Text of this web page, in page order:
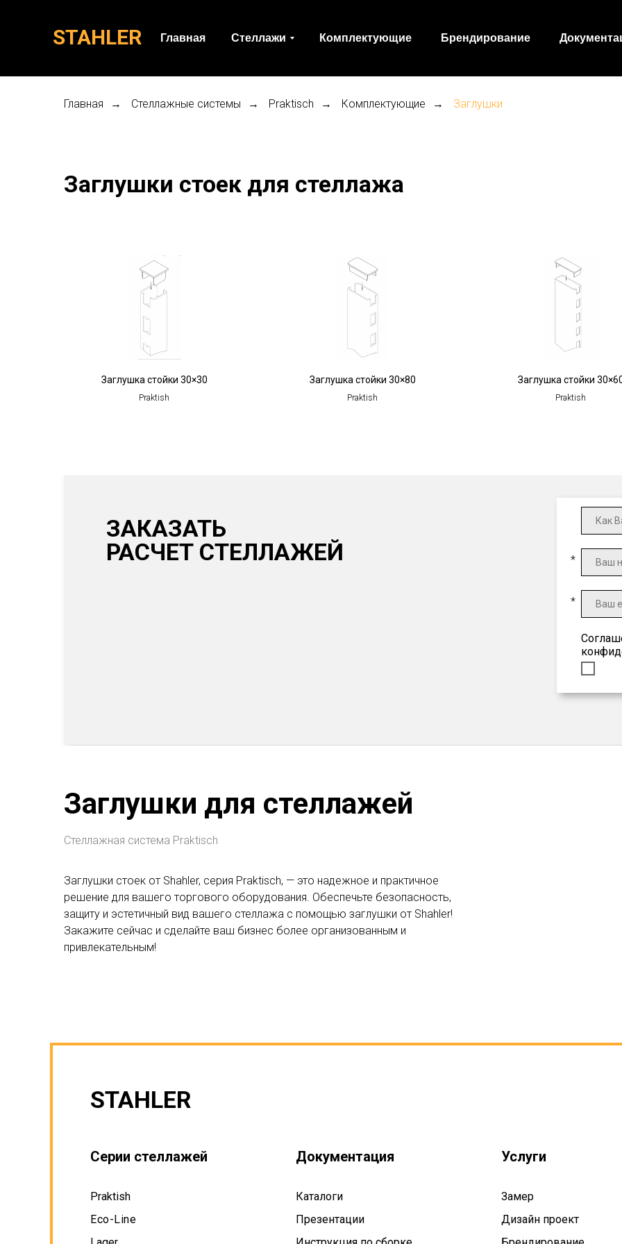
STAHLER Главная Стеллажи Комплектующие Брендирование
Главная → Стеллажные системы → Praktisch → Комплектующие → Заглушки
Заглушки стоек для стеллажа
Заглушка стойки 30×30
Praktish
Заглушка стойки 30×80
Praktish
Заглушка стойки
Praktish
ЗАКАЗАТЬ
РАСЧЕТ СТЕЛЛАЖЕЙ
*
*
Заглушки для стеллажей
Стеллажная система Praktisch
Заглушки стоек от Shahler, серия Praktisch, — это надежное и практичное
решение для вашего торгового оборудования. Обеспечьте безопасность,
защиту и эстетичный вид вашего стеллажа с помощью заглушки от Shahler!
Закажите сейчас и сделайте ваш бизнес более организованным и
привлекательным!
Серии стеллажей
STAHLER
Каталоги
Praktish
Eco-Line
Услуги
Замер
Презентации
Документация
Дизайн проект